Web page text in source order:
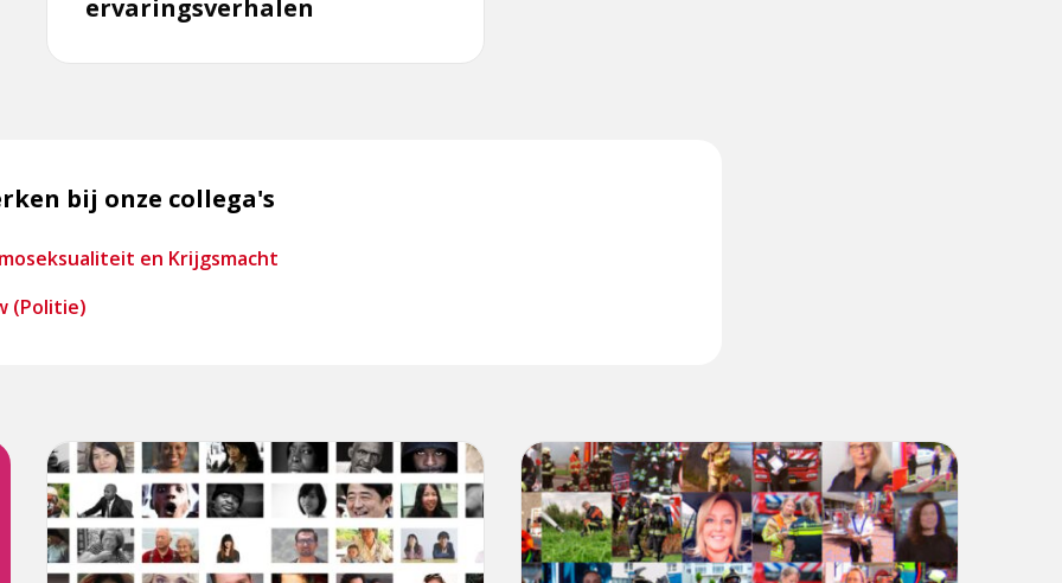
ervaringsverhalen
bij onze collega's
en Krijgsmacht
(Politie)
Lees
meer
over
Diversiteit
Lees
meer
over
Netwerk
Brandweervrouwen